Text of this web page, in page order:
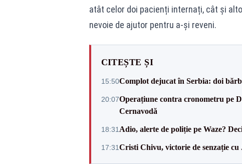
atât celor doi pacienți internați, cât și
nevoie de ajutor pentru a-și reveni.
CITEȘTE ȘI
15:50Complot dejucat în Serbia: doi
20:07Operațiune contra cronometru pe
Cernavodă
18:31 Adio, alerte de poliție pe Waze?
17:31Cristi Chivu, victorie de senzație